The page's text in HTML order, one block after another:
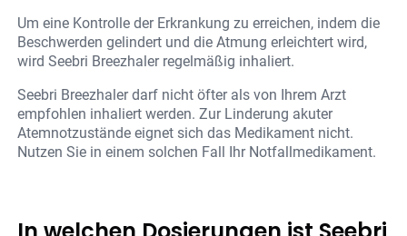
Um eine Kontrolle der Erkrankung zu erreichen, indem die
Beschwerden gelindert und die Atmung erleichtert wird,
wird Seebri Breezhaler regelmäßig inhaliert.
Seebri Breezhaler darf nicht öfter als von Ihrem Arzt
empfohlen inhaliert werden. Zur Linderung akuter
Atemnotzustände eignet sich das Medikament nicht.
Nutzen Sie in einem solchen Fall Ihr Notfallmedikament.